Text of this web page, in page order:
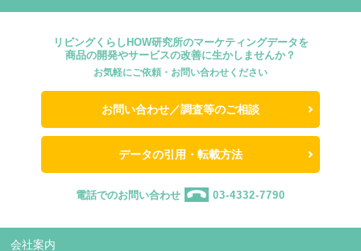
リビングくらしHOW研究所のマーケティングデータを
商品の開発やサービスの改善に生かしませんか？
お気軽にご依頼・お問い合わせください
お問い合わせ／調査等のご相談
データの引用・転載方法
電話でのお問い合わせ 03-4332-7790
会社案内